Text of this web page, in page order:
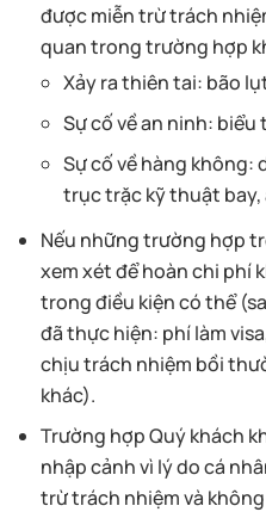
được miễn trừ trách
quan trong trường hợp
Xảy ra thiên tai: bão
Sự cố về an ninh:
Sự cố về hàng không:
trục trặc kỹ thuật bay,
Nếu những trường hợp
xem xét để hoàn chi phí
trong điều kiện có thể
đã thực hiện: phí làm
chịu trách nhiệm bồi
khác).
Trường hợp Quý khách
nhập cảnh vì lý do cá
trừ trách nhiệm và